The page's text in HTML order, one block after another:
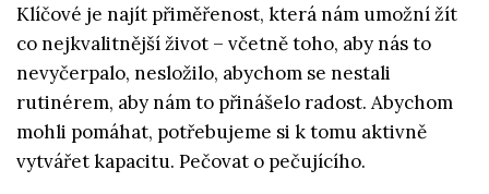
Klíčové je najít přiměřenost, která nám umožní žít
co nejkvalitnější život – včetně toho, aby nás to
nevyčerpalo, nesložilo, abychom se nestali
rutinérem, aby nám to přinášelo radost. Abychom
mohli pomáhat, potřebujeme si k tomu aktivně
vytvářet kapacitu. Pečovat o pečujícího.